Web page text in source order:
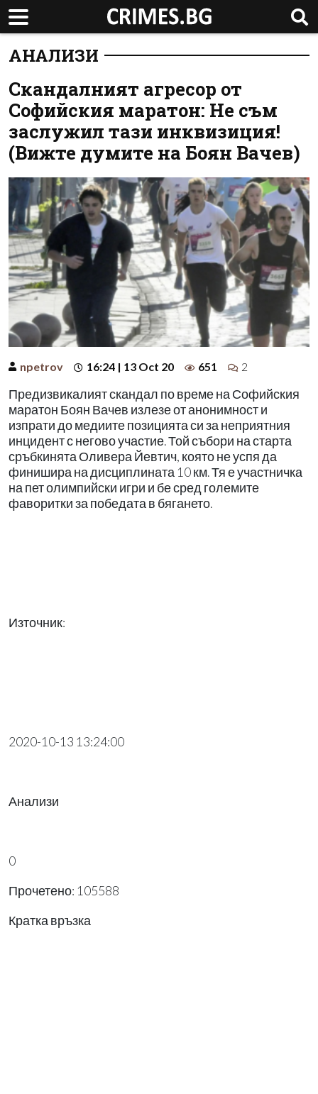
АНАЛИЗИ
Скандалният агресор от
Софийския маратон: Не съм
заслужил тази инквизиция!
(Вижте думите на Боян Вачев)
npetrov 16:24 | 13 Oct 20 651 2
Предизвикалият скандал по време на Софийския
маратон Боян Вачев излезе от анонимност и
изпрати до медиите позицията си за неприятния
инцидент с негово участие. Той събори на старта
сръбкинята Оливера Йевтич, която не успя да
финишира на дисциплината 10 км. Тя е участничка
на пет олимпийски игри и бе сред големите
фаворитки за победата в бягането.
Източник:
2020-10-13 13:24:00
Анализи
0
Прочетено: 105588
Кратка връзка